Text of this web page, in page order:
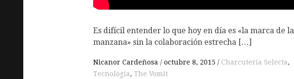
Es difícil entender lo que hoy en día es «la marca de la
manzana» sin la colaboración estrecha […]
Nicanor Cardeñosa octubre 8, 2015 Charcutería Selecta,
Tecnología, The Vomit